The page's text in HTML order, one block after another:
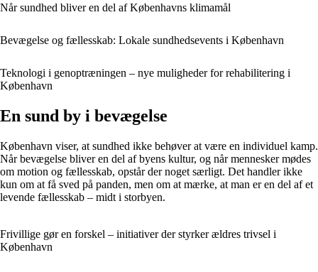
Når sundhed bliver en del af Københavns klimamål
Bevægelse og fællesskab: Lokale sundhedsevents i København
Teknologi i genoptræningen – nye muligheder for rehabilitering i
København
En sund by i bevægelse
København viser, at sundhed ikke behøver at være en individuel kamp.
Når bevægelse bliver en del af byens kultur, og når mennesker mødes
om motion og fællesskab, opstår der noget særligt. Det handler ikke
kun om at få sved på panden, men om at mærke, at man er en del af et
levende fællesskab – midt i storbyen.
Frivillige gør en forskel – initiativer der styrker ældres trivsel i
København